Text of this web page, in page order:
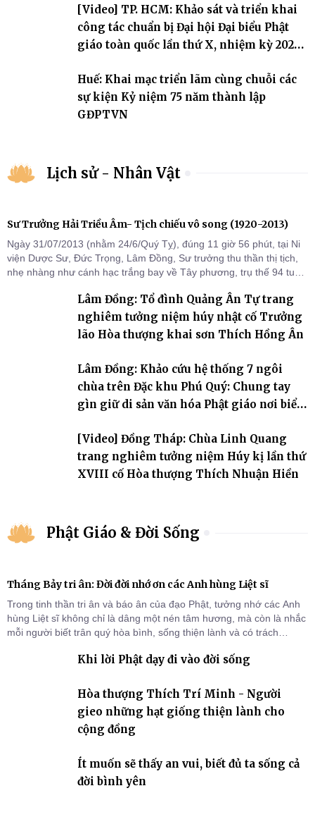
[Video] TP. HCM: Khảo sát và triển khai
công tác chuẩn bị Đại hội Đại biểu Phật
giáo toàn quốc lần thứ X, nhiệm kỳ 2026-
Huế: Khai mạc triển lãm cùng chuỗi các
sự kiện Kỷ niệm 75 năm thành lập
GĐPTVN
Lịch sử - Nhân Vật
Sư Trưởng Hải Triều Âm- Tịch chiếu vô song (1920-2013)
Ngày 31/07/2013 (nhằm 24/6/Quý Tỵ), đúng 11 giờ 56 phút, tại Ni
viện Dược Sư, Đức Trọng, Lâm Đồng, Sư trưởng thu thần thị tịch,
nhẹ nhàng như cánh hạc trắng bay về Tây phương, trụ thế 94 tuổi
Lâm Đồng: Tổ đình Quảng Ân Tự trang
nghiêm tưởng niệm húy nhật cố Trưởng
lão Hòa thượng khai sơn Thích Hồng Ân
Lâm Đồng: Khảo cứu hệ thống 7 ngôi
chùa trên Đặc khu Phú Quý: Chung tay
gìn giữ di sản văn hóa Phật giáo nơi biển
[Video] Đồng Tháp: Chùa Linh Quang
trang nghiêm tưởng niệm Húy kị lần thứ
XVIII cố Hòa thượng Thích Nhuận Hiền
Phật Giáo & Đời Sống
Tháng Bảy tri ân: Đời đời nhớ ơn các Anh hùng Liệt sĩ
Trong tinh thần tri ân và báo ân của đạo Phật, tưởng nhớ các Anh
hùng Liệt sĩ không chỉ là dâng một nén tâm hương, mà còn là nhắc
mỗi người biết trân quý hòa bình, sống thiện lành và có trách
Khi lời Phật dạy đi vào đời sống
Hòa thượng Thích Trí Minh - Người
gieo những hạt giống thiện lành cho
cộng đồng
Ít muốn sẽ thấy an vui, biết đủ ta sống cả
đời bình yên